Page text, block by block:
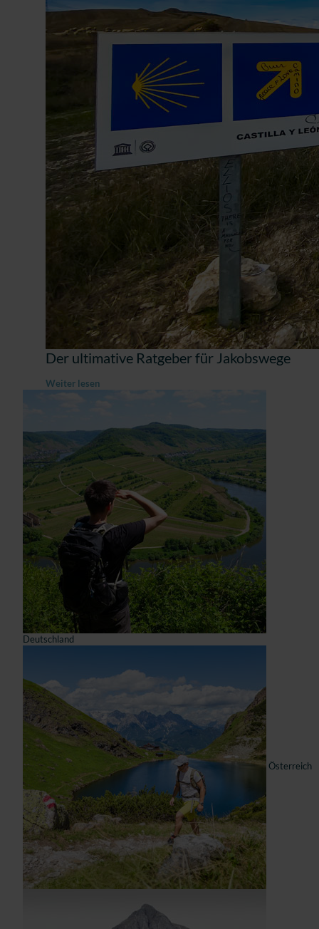
Der ultimative Ratgeber für Jakobswege
Weiter lesen
Deutschland
Österreich